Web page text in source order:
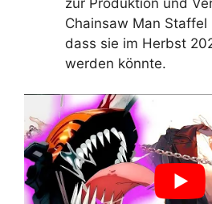
Chainsaw Man
dass sie im Herbst
werden könnte.